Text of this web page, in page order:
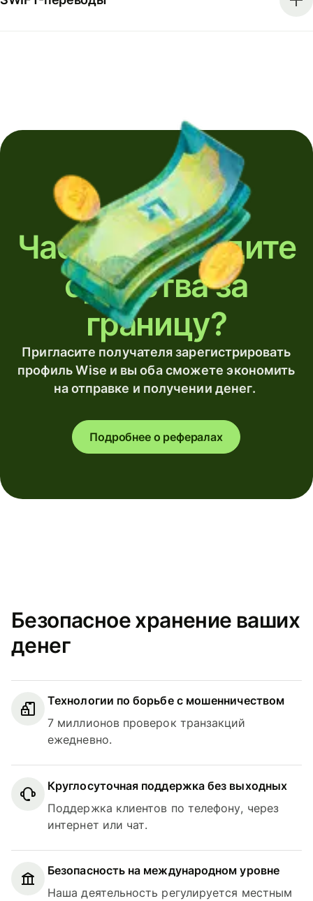
Часто переводите
средства за
границу?
Пригласите получателя зарегистрировать
профиль Wise и вы оба сможете экономить
на отправке и получении денег.
Подробнее о рефералах
Безопасное хранение ваших
денег
Технологии по борьбе с мошенничеством
7 миллионов проверок транзакций
ежедневно.
Круглосуточная поддержка без выходных
Поддержка клиентов по телефону, через
интернет или чат.
Безопасность на международном уровне
Наша деятельность регулируется местным